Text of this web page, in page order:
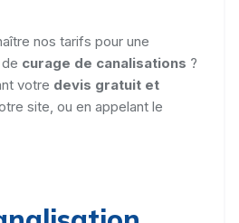
nos tarifs pour une
curage de canalisations ?
votre devis gratuit et
site, ou en appelant le